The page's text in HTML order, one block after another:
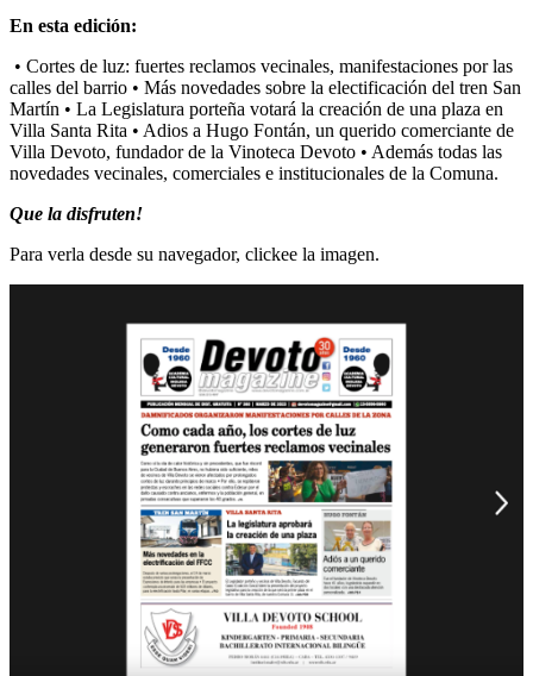
En esta edición:
• Cortes de luz: fuertes reclamos vecinales, manifestaciones por las
calles del barrio • Más novedades sobre la electificación del tren San
Martín • La Legislatura porteña votará la creación de una plaza en
Villa Santa Rita • Adios a Hugo Fontán, un querido comerciante de
Villa Devoto, fundador de la Vinoteca Devoto • Además todas las
novedades vecinales, comerciales e institucionales de la Comuna.
Que la disfruten!
Para verla desde su navegador, clickee la imagen.